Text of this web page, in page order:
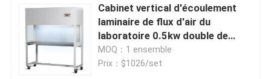
Cabinet vertical d'écoulement
laminaire de flux d'air du
laboratoire 0.5kw double de
lampe UV laminaire de Cabinet
MOQ：1 ensemble
Prix：$1026/set